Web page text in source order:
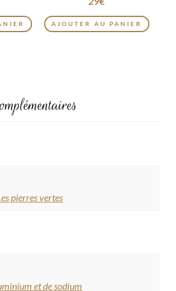
AJOUTER AU PANIER
pierres vertes
et de sodium